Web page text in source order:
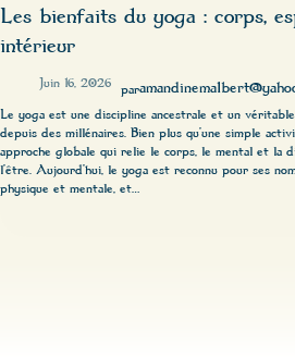
Les bienfaits du yoga : corps,
intérieur
Juin 16, 2026— par
Le yoga est une discipline ancestrale et un
depuis des millénaires. Bien plus qu’une simple
approche globale qui relie le corps, le mental et la
l’être. Aujourd’hui, le yoga est reconnu pour ses
physique et mentale, et…